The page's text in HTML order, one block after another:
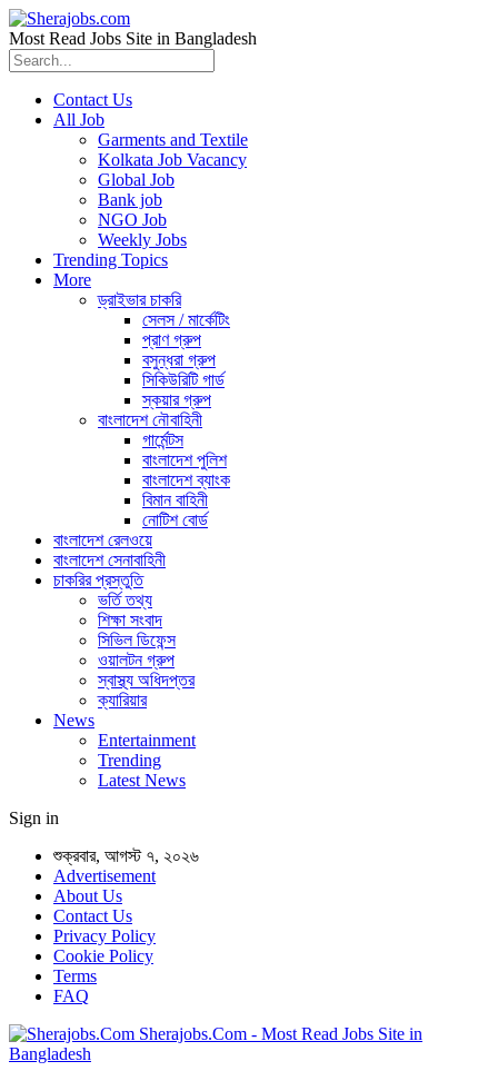
Most Read Jobs Site in Bangladesh
Contact Us
All Job
Garments and Textile
Kolkata Job Vacancy
Global Job
Bank job
NGO Job
Weekly Jobs
Trending Topics
More
ড্রাইভার চাকরি
সেলস / মার্কেটিং
প্রাণ গ্রুপ
বসুন্ধরা গ্রুপ
সিকিউরিটি গার্ড
স্কয়ার গ্রুপ
বাংলাদেশ নৌবাহিনী
গার্মেন্টস
বাংলাদেশ পুলিশ
বাংলাদেশ ব্যাংক
বিমান বাহিনী
নোটিশ বোর্ড
বাংলাদেশ রেলওয়ে
বাংলাদেশ সেনাবাহিনী
চাকরির প্রস্তুতি
ভর্তি তথ্য
শিক্ষা সংবাদ
সিভিল ডিফেন্স
ওয়ালটন গ্রুপ
স্বাস্থ্য অধিদপ্তর
ক্যারিয়ার
News
Entertainment
Trending
Latest News
Sign in
শুক্রবার, আগস্ট ৭, ২০২৬
Advertisement
About Us
Contact Us
Privacy Policy
Cookie Policy
Terms
FAQ
Sherajobs.Com - Most Read Jobs Site in
Bangladesh